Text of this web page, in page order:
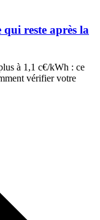
qui reste après la
à 1,1 c€/kWh : ce
vérifier votre